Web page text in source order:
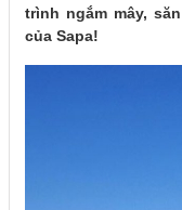
trình ngắm mây,
của Sapa!